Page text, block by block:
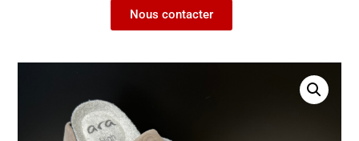
Nous contacter